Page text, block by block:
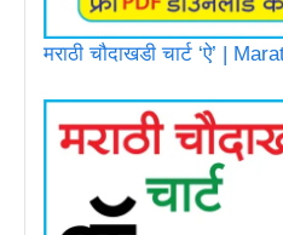
मराठी चौदाखडी चार्ट ‘ऐ’ |